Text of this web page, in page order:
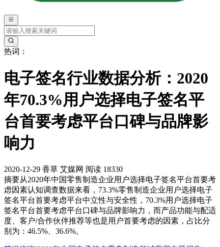
热词：
电子签名行业数据分析：2020
年70.3%用户选择电子签名平
台首要考虑平台口碑与品牌影
响力
2020-12-29 香草 艾媒网 阅读 18330
摘要从2020年中国零售制造企业用户选择电子签名平台首要考
虑因素认知调查数据来看，73.3%零售制造企业用户选择电子
签名平台首要考虑平台中立性与安全性，70.3%用户选择电子
签名平台首要考虑平台口碑与品牌影响力，而产品功能与配适
度、客户/合作伙伴推荐等也是用户首要考虑的因素，占比分
别为：46.5%、36.6%。